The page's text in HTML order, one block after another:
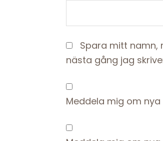
Spara mitt namn,
nästa gång jag
Meddela mig om